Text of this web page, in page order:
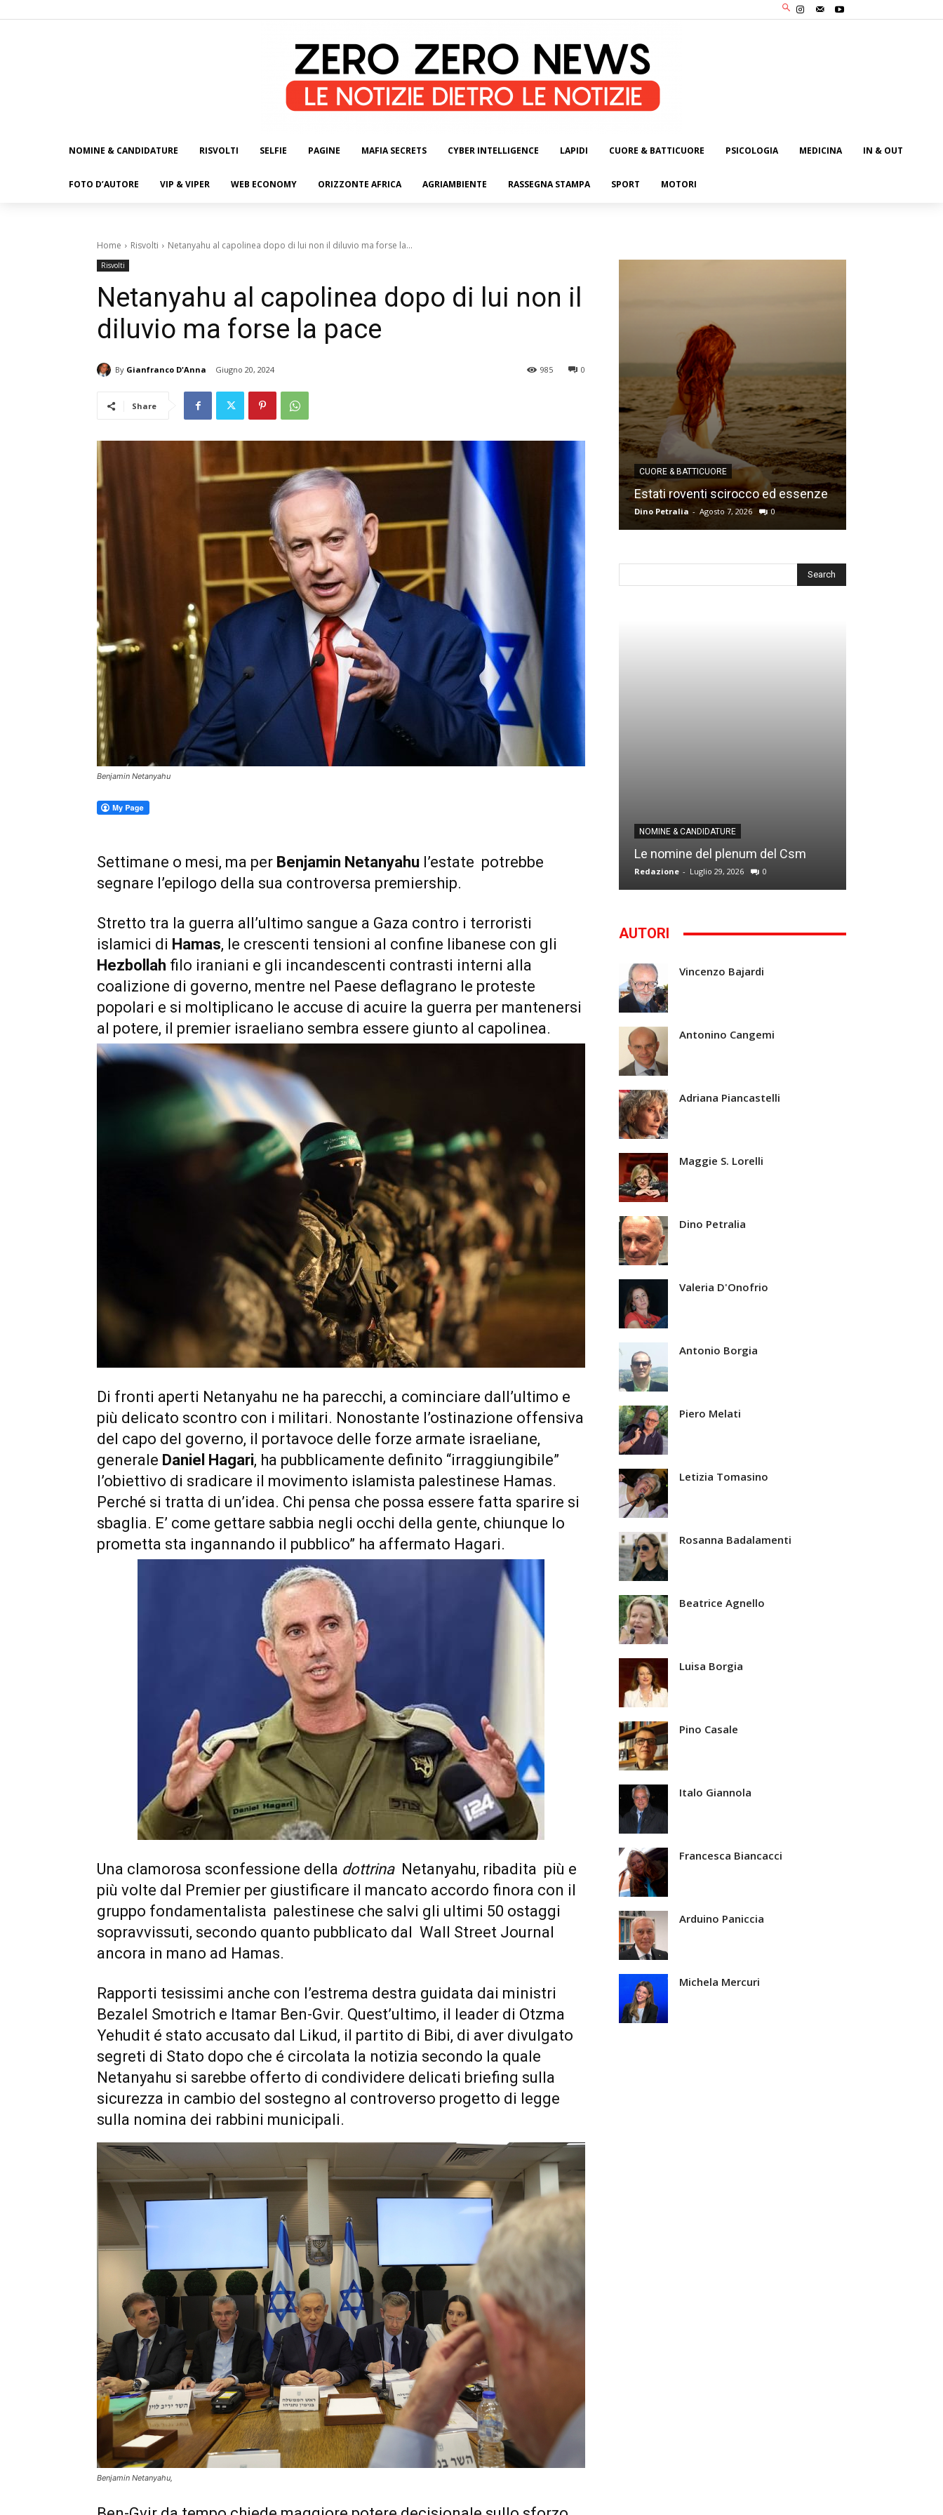
NOMINE & CANDIDATURE RISVOLTI SELFIE PAGINE MAFIA SECRETS CYBER INTELLIGENCE LAPIDI CUORE & BATTICUORE PSICOLOGIA MEDICINA IN & OUT
FOTO D’AUTORE VIP & VIPER WEB ECONOMY ORIZZONTE AFRICA AGRIAMBIENTE RASSEGNA STAMPA SPORT MOTORI
Home Risvolti Netanyahu al capolinea dopo di lui non il diluvio ma forse la...
Risvolti
Netanyahu al capolinea dopo di lui non il
diluvio ma forse la pace
By Gianfranco D'Anna Giugno 20, 2024 0
985
Share
Benjamin Netanyahu
Settimane o mesi, ma per Benjamin Netanyahu l’estate potrebbe
segnare l’epilogo della sua controversa premiership.
Stretto tra la guerra all’ultimo sangue a Gaza contro i terroristi
islamici di Hamas, le crescenti tensioni al confine libanese con gli
Hezbollah filo iraniani e gli incandescenti contrasti interni alla
coalizione di governo, mentre nel Paese deflagrano le proteste
popolari e si moltiplicano le accuse di acuire la guerra per mantenersi
al potere, il premier israeliano sembra essere giunto al capolinea.
Di fronti aperti Netanyahu ne ha parecchi, a cominciare dall’ultimo e
più delicato scontro con i militari. Nonostante l’ostinazione offensiva
del capo del governo, il portavoce delle forze armate israeliane,
generale Daniel Hagari, ha pubblicamente definito “irraggiungibile”
l’obiettivo di sradicare il movimento islamista palestinese Hamas.
Perché si tratta di un’idea. Chi pensa che possa essere fatta sparire si
sbaglia. E’ come gettare sabbia negli occhi della gente, chiunque lo
prometta sta ingannando il pubblico” ha affermato Hagari.
Una clamorosa sconfessione della dottrinaNetanyahu, ribadita più e
più volte dal Premier per giustificare il mancato accordo finora con il
gruppo fondamentalista palestinese che salvi gli ultimi 50 ostaggi
sopravvissuti, secondo quanto pubblicato dal Wall Street Journal
ancora in mano ad Hamas.
Rapporti tesissimi anche con l’estrema destra guidata dai ministri
Bezalel Smotrich e Itamar Ben-Gvir. Quest’ultimo, il leader di Otzma
Yehudit é stato accusato dal Likud, il partito di Bibi, di aver divulgato
segreti di Stato dopo che é circolata la notizia secondo la quale
Netanyahu si sarebbe offerto di condividere delicati briefing sulla
sicurezza in cambio del sostegno al controverso progetto di legge
sulla nomina dei rabbini municipali.
Benjamin Netanyahu,
CUORE & BATTICUORE
Estati roventi scirocco ed essenze
Dino Petralia - Agosto 7, 2026 0
NOMINE & CANDIDATURE
Le nomine del plenum del Csm
Redazione - Luglio 29, 2026 0
AUTORI
Vincenzo Bajardi
Antonino Cangemi
Adriana Piancastelli
Maggie S. Lorelli
Dino Petralia
Valeria D'Onofrio
Antonio Borgia
Piero Melati
Letizia Tomasino
Rosanna Badalamenti
Beatrice Agnello
Luisa Borgia
Pino Casale
Italo Giannola
Francesca Biancacci
Arduino Paniccia
Michela Mercuri